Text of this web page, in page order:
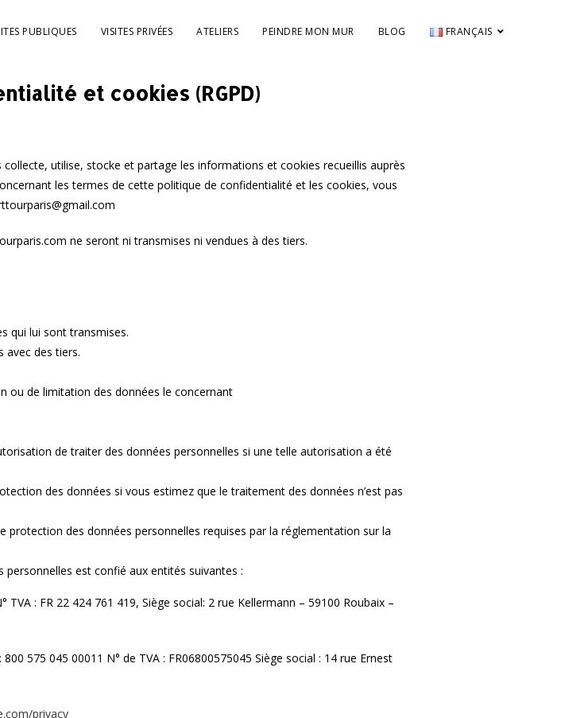
PUBLIQUES VISITES PRIVÉES ATELIERS PEINDRE MON MUR BLOG FRANÇAIS
et cookies (RGPD)
utilise, stocke et partage les informations et cookies recueillis auprès
les termes de cette politique de confidentialité et les cookies, vous
ne seront ni transmises ni vendues à des tiers.
qui lui sont transmises.
avec des tiers.
ou de limitation des données le concernant
de traiter des données personnelles si une telle autorisation a été
des données si vous estimez que le traitement des données n’est pas
protection des données personnelles requises par la réglementation sur la
personnelles est confié aux entités suivantes :
: FR 22 424 761 419, Siège social: 2 rue Kellermann – 59100 Roubaix –
575 045 00011 N° de TVA : FR06800575045 Siège social : 14 rue Ernest
privacy